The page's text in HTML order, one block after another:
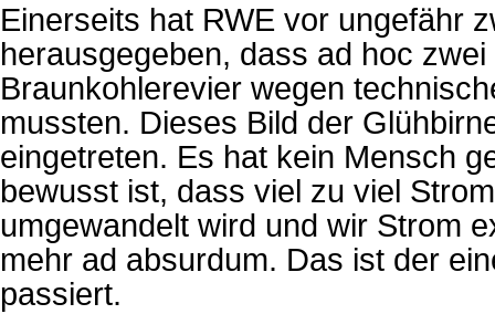
Einerseits hat RWE vor ungefähr
herausgegeben, dass ad hoc
Braunkohlerevier wegen
mussten. Dieses Bild der
eingetreten. Es hat kein Mensch
bewusst ist, dass viel zu viel
umgewandelt wird und wir Strom
mehr ad absurdum. Das ist der
passiert.